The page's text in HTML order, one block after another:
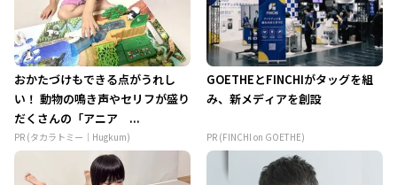
おかたづけもできる点がうれし
い！ 動物の鳴き声やセリフが盛り
だくさんの「アニア ...
PR (タカラトミー｜Hugkum)
GOETHEとFINCHIがタッグを組
み、新メディアを創設
PR (FINCHI on GOETHE)